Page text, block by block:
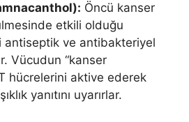
Öncü kanser
etkili olduğu
antiseptik ve antibakteriyel
Vücudun “kanser
hücrelerini aktive ederek
yanıtını uyarırlar.